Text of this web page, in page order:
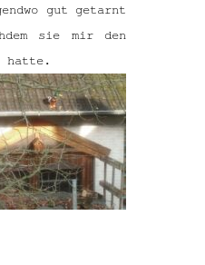
gut getarnt
sie mir den
hatte.